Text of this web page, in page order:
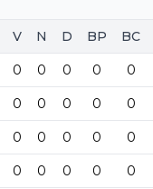
V N D BP BC
0 0 0 0 0
0 0 0 0 0
0 0 0 0 0
0 0 0 0 0